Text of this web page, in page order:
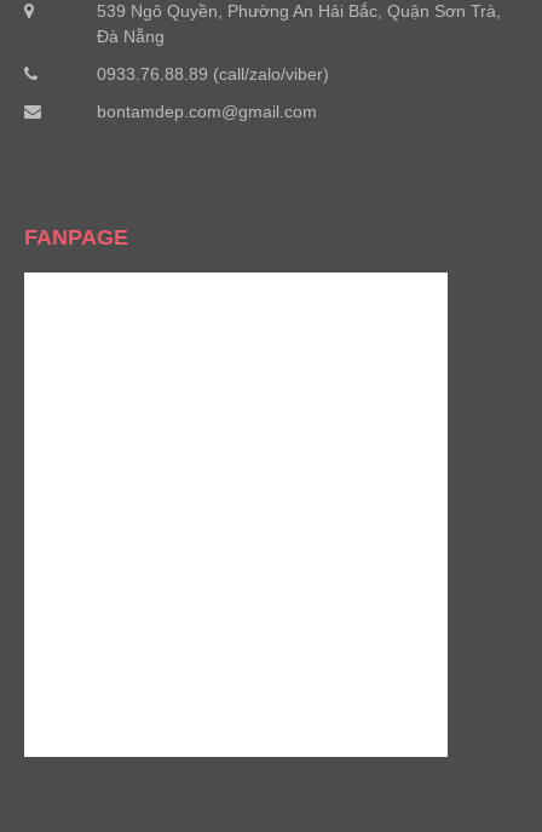
539 Ngô Quyền, Phường An Hải Bắc, Quận Sơn Trà,
Đà Nẵng
0933.76.88.89 (call/zalo/viber)
bontamdep.com@gmail.com
FANPAGE